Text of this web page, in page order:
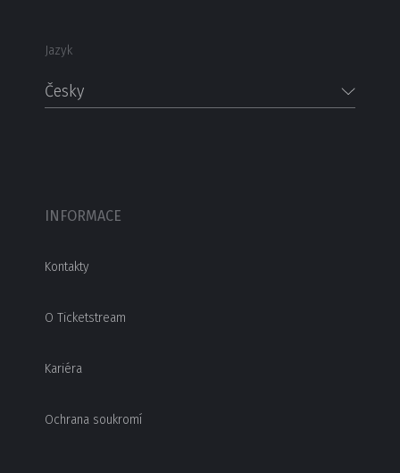
Jazyk
Česky
INFORMACE
Kontakty
O Ticketstream
Kariéra
Ochrana soukromí